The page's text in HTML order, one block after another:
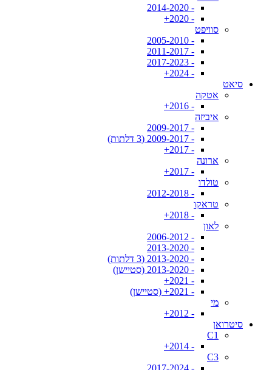
- 2014-2020
- 2020+
סוויפט
- 2005-2010
- 2011-2017
- 2017-2023
- 2024+
סיאט
אטקה
- 2016+
איביזה
- 2009-2017
- 2009-2017 (3 דלתות)
- 2017+
ארונה
- 2017+
טולדו
- 2012-2018
טראקו
- 2018+
לאון
- 2006-2012
- 2013-2020
- 2013-2020 (3 דלתות)
- 2013-2020 (סטיישן)
- 2021+
- 2021+ (סטיישן)
מי
- 2012+
סיטרואן
C1
- 2014+
C3
- 2017-2024